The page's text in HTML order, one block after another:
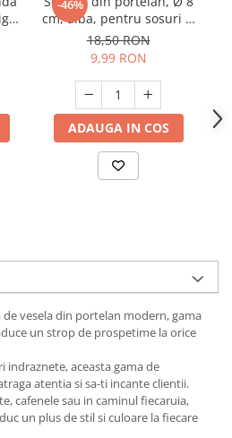
-46%
cm, alba, pentru sosuri si
dressing
18,50 RON
9,99 RON
ADAUGA IN COS
vesela din portelan modern, gama
un strop de prospetime la orice
indraznete, aceasta gama de
atentia si sa-ti incante clientii.
cafenele sau in caminul fiecaruia,
un plus de stil si culoare la fiecare